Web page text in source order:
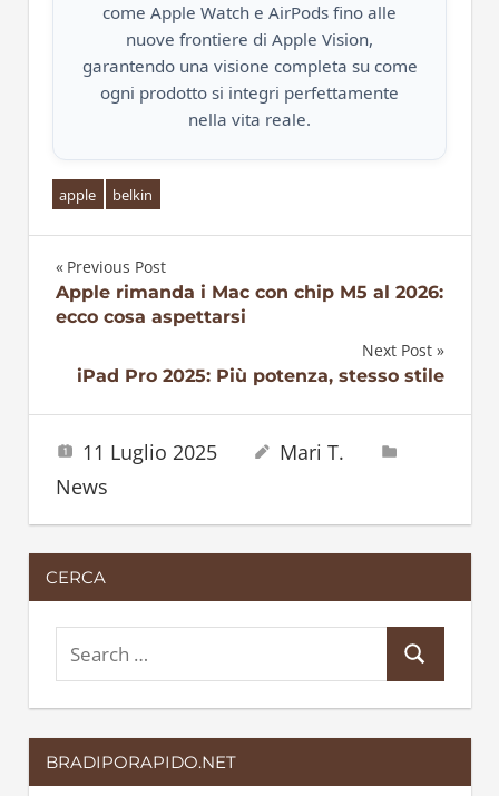
come Apple Watch e AirPods fino alle
nuove frontiere di Apple Vision,
garantendo una visione completa su come
ogni prodotto si integri perfettamente
nella vita reale.
apple belkin
Navigazione
Previous Post
Apple rimanda i Mac con chip M5 al 2026:
ecco cosa aspettarsi
Next Post
iPad Pro 2025: Più potenza, stesso stile
11 Luglio 2025
Mari T.
News
CERCA
e
a
r
c
e
a
BRADIPORAPIDO.NET